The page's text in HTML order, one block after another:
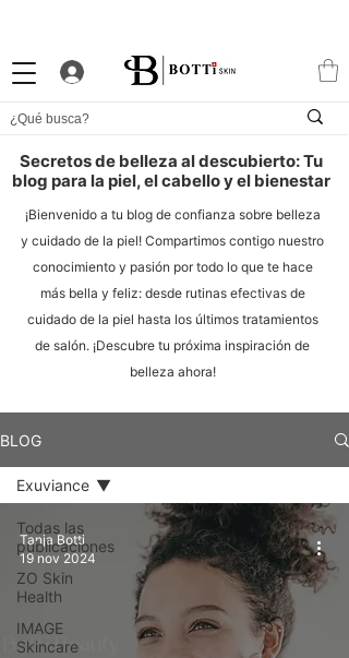
Secretos de belleza al descubierto: Tu
blog para la piel, el cabello y el bienestar
¡Bienvenido a tu blog de confianza sobre belleza
y cuidado de la piel! Compartimos contigo nuestro
conocimiento y pasión por todo lo que te hace
más bella y feliz: desde rutinas efectivas de
cuidado de la piel hasta los últimos tratamientos
de salón. ¡Descubre tu próxima inspiración de
belleza ahora!
BLOG
Todas las
publicaciones
ZO Skin
Health
IMAGE
Skincare
Exuviance
Tanja Botti
19 nov 2024